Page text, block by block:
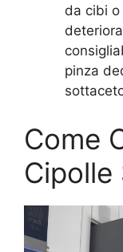
da cibi o
pinza
Come